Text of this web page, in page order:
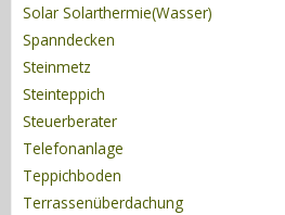
Solar Solarthermie(Wasser)
Spanndecken
Steinmetz
Steinteppich
Steuerberater
Telefonanlage
Teppichboden
Terrassenüberdachung